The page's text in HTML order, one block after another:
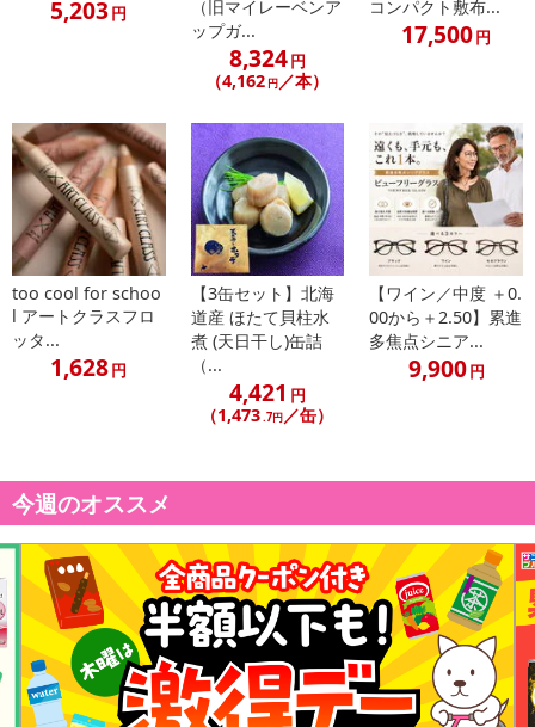
さい）
こちらの情報は2026年07月09日 時点での情報となります。
5,203円
（旧マイレーベンア
ップガ...
8,324円
（4,162 円 ／本）
コンパクト敷布...
17,500円
too cool for schoo
l アートクラスフロ
ッタ...
1,628円
【3缶セット】北海
道産 ほたて貝柱水
煮 (天日干し)缶詰
（...
4,421 円
（1,473.7円／缶）
【ワイン／中度 ＋0.
00から＋2.50】累進
多焦点シニア...
9,900円
今週のオススメ